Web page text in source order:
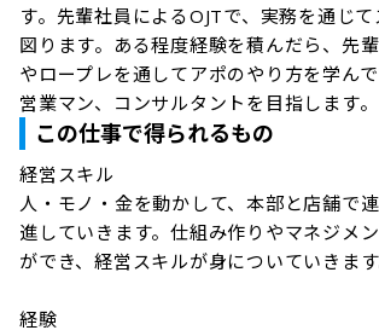
す。先輩社員によるOJTで、実務を通じ
図ります。ある程度経験を積んだら、先
やロープレを通してアポのやり方を学ん
営業マン、コンサルタントを目指します。
この仕事で得られるもの
経営スキル
人・モノ・金を動かして、本部と店舗で
進していきます。仕組み作りやマネジメ
ができ、経営スキルが身についていきます
経験